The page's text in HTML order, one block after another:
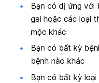
Bạn có dị ứng với
gai hoặc các loại
mộc khác
Bạn có bất kỳ
bệnh nào khác
Bạn có bất kỳ